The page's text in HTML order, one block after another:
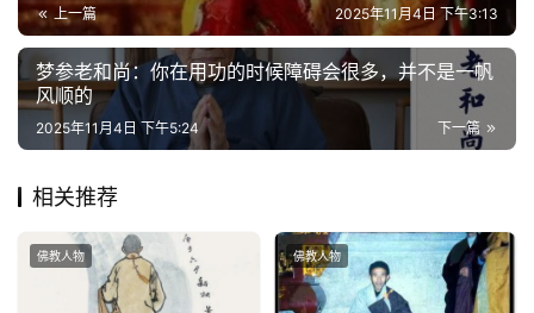
规
免
责
声
上一篇 2025年11月4日 下午3:13
梦参老和尚：你在用功的时候障碍会很多，并不是一帆
风顺的
下一篇
2025年11月4日 下午5:24
相关推荐
佛教人物 佛教人物